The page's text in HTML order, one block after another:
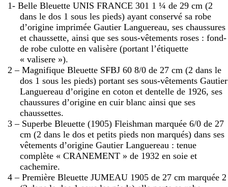
1- Belle Bleuette UNIS FRANCE 301 1 ¼ de 29 cm (2
dans le dos 1 sous les pieds) ayant conservé sa robe
d’origine imprimée Gautier Languereau, ses chaussures
et chaussette, ainsi que ses sous-vêtements roses : fond-
de robe culotte en valisère (portant l’étiquette
« valisere »).
2 – Magnifique Bleuette SFBJ 60 8/0 de 27 cm (2 dans le
dos 1 sous les pieds) portant ses sous-vêtements Gautier
Languereau d’origine en coton et dentelle de 1926, ses
chaussures d’origine en cuir blanc ainsi que ses
chaussettes.
3 – Superbe Bleuette (1905) Fleishman marquée 6/0 de 27
cm (2 dans le dos et petits pieds non marqués) dans ses
vêtements d’origine Gautier Languereau : tenue
complète « CRANEMENT » de 1932 en soie et
cachemire.
4 – Première Bleuette JUMEAU 1905 de 27 cm marquée 2